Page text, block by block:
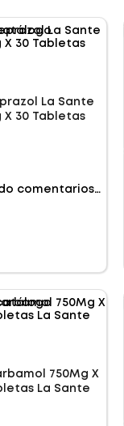
La Sante
X 30 Tabletas
comentarios…
750Mg X
La Sante